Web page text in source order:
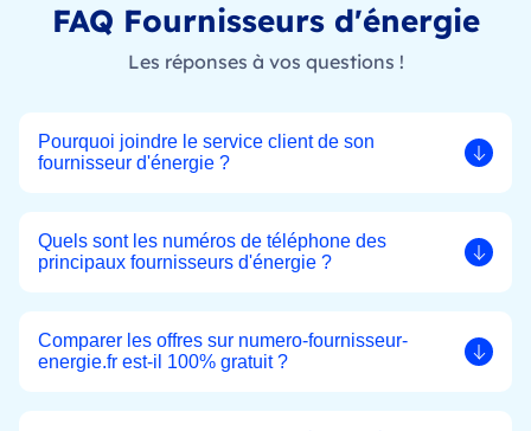
FAQ Fournisseurs d'énergie
Les réponses à vos questions !
Pourquoi joindre le service client de son
fournisseur d'énergie ?
Quels sont les numéros de téléphone des
principaux fournisseurs d'énergie ?
Comparer les offres sur numero-fournisseur-
energie.fr est-il 100% gratuit ?